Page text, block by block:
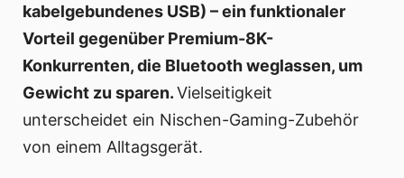
kabelgebundenes USB) – ein funktionaler
Vorteil gegenüber Premium-8K-
Konkurrenten, die Bluetooth weglassen, um
Gewicht zu sparen.Vielseitigkeit
unterscheidet ein Nischen-Gaming-Zubehör
von einem Alltagsgerät.